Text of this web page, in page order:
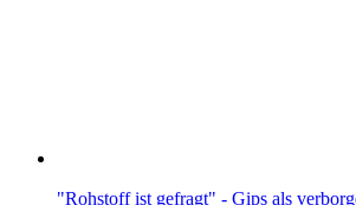
"Rohstoff ist gefragt" - Gips als